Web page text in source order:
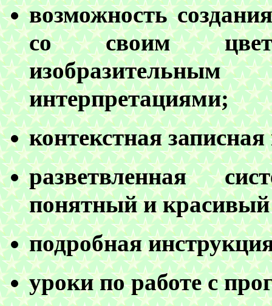
возможность
со своим
интерпретациями;
контекстная
разветвленная
понятный и
подробная
уроки по работе с